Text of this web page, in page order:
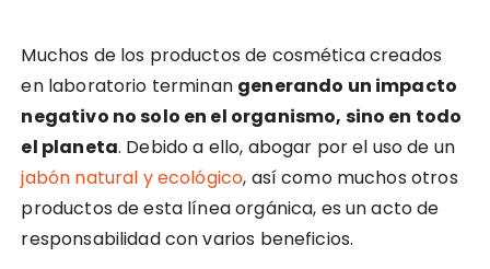
Muchos de los productos de cosmética creados
en laboratorio terminan generando un impacto
negativo no solo en el organismo, sino en todo
el planeta. Debido a ello, abogar por el uso de un
jabón natural y ecológico, así como muchos otros
productos de esta línea orgánica, es un acto de
responsabilidad con varios beneficios.